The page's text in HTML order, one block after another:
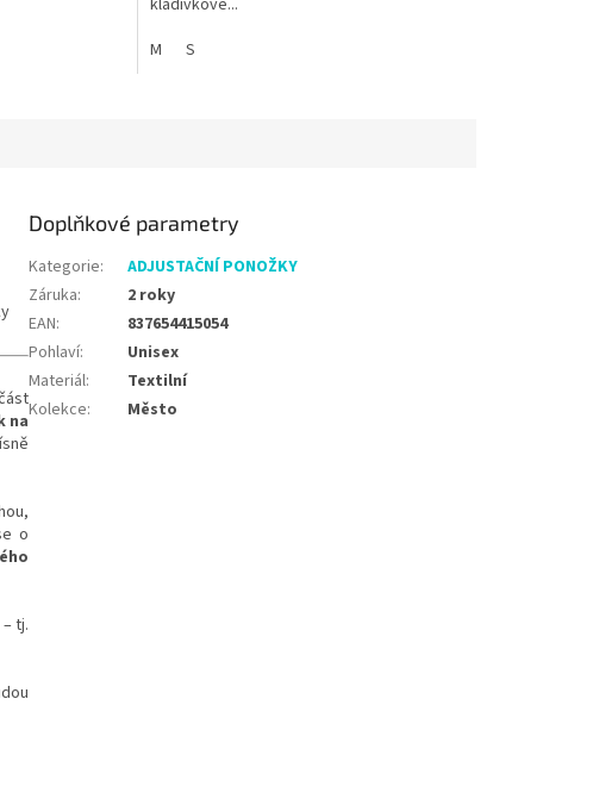
kladívkové...
M
S
na
o
tj.
Doplňkové parametry
Kategorie:
ADJUSTAČNÍ PONOŽKY
Záruka:
2 roky
EAN:
837654415054
Pohlaví:
Unisex
Materiál:
Textilní
Kolekce: Město